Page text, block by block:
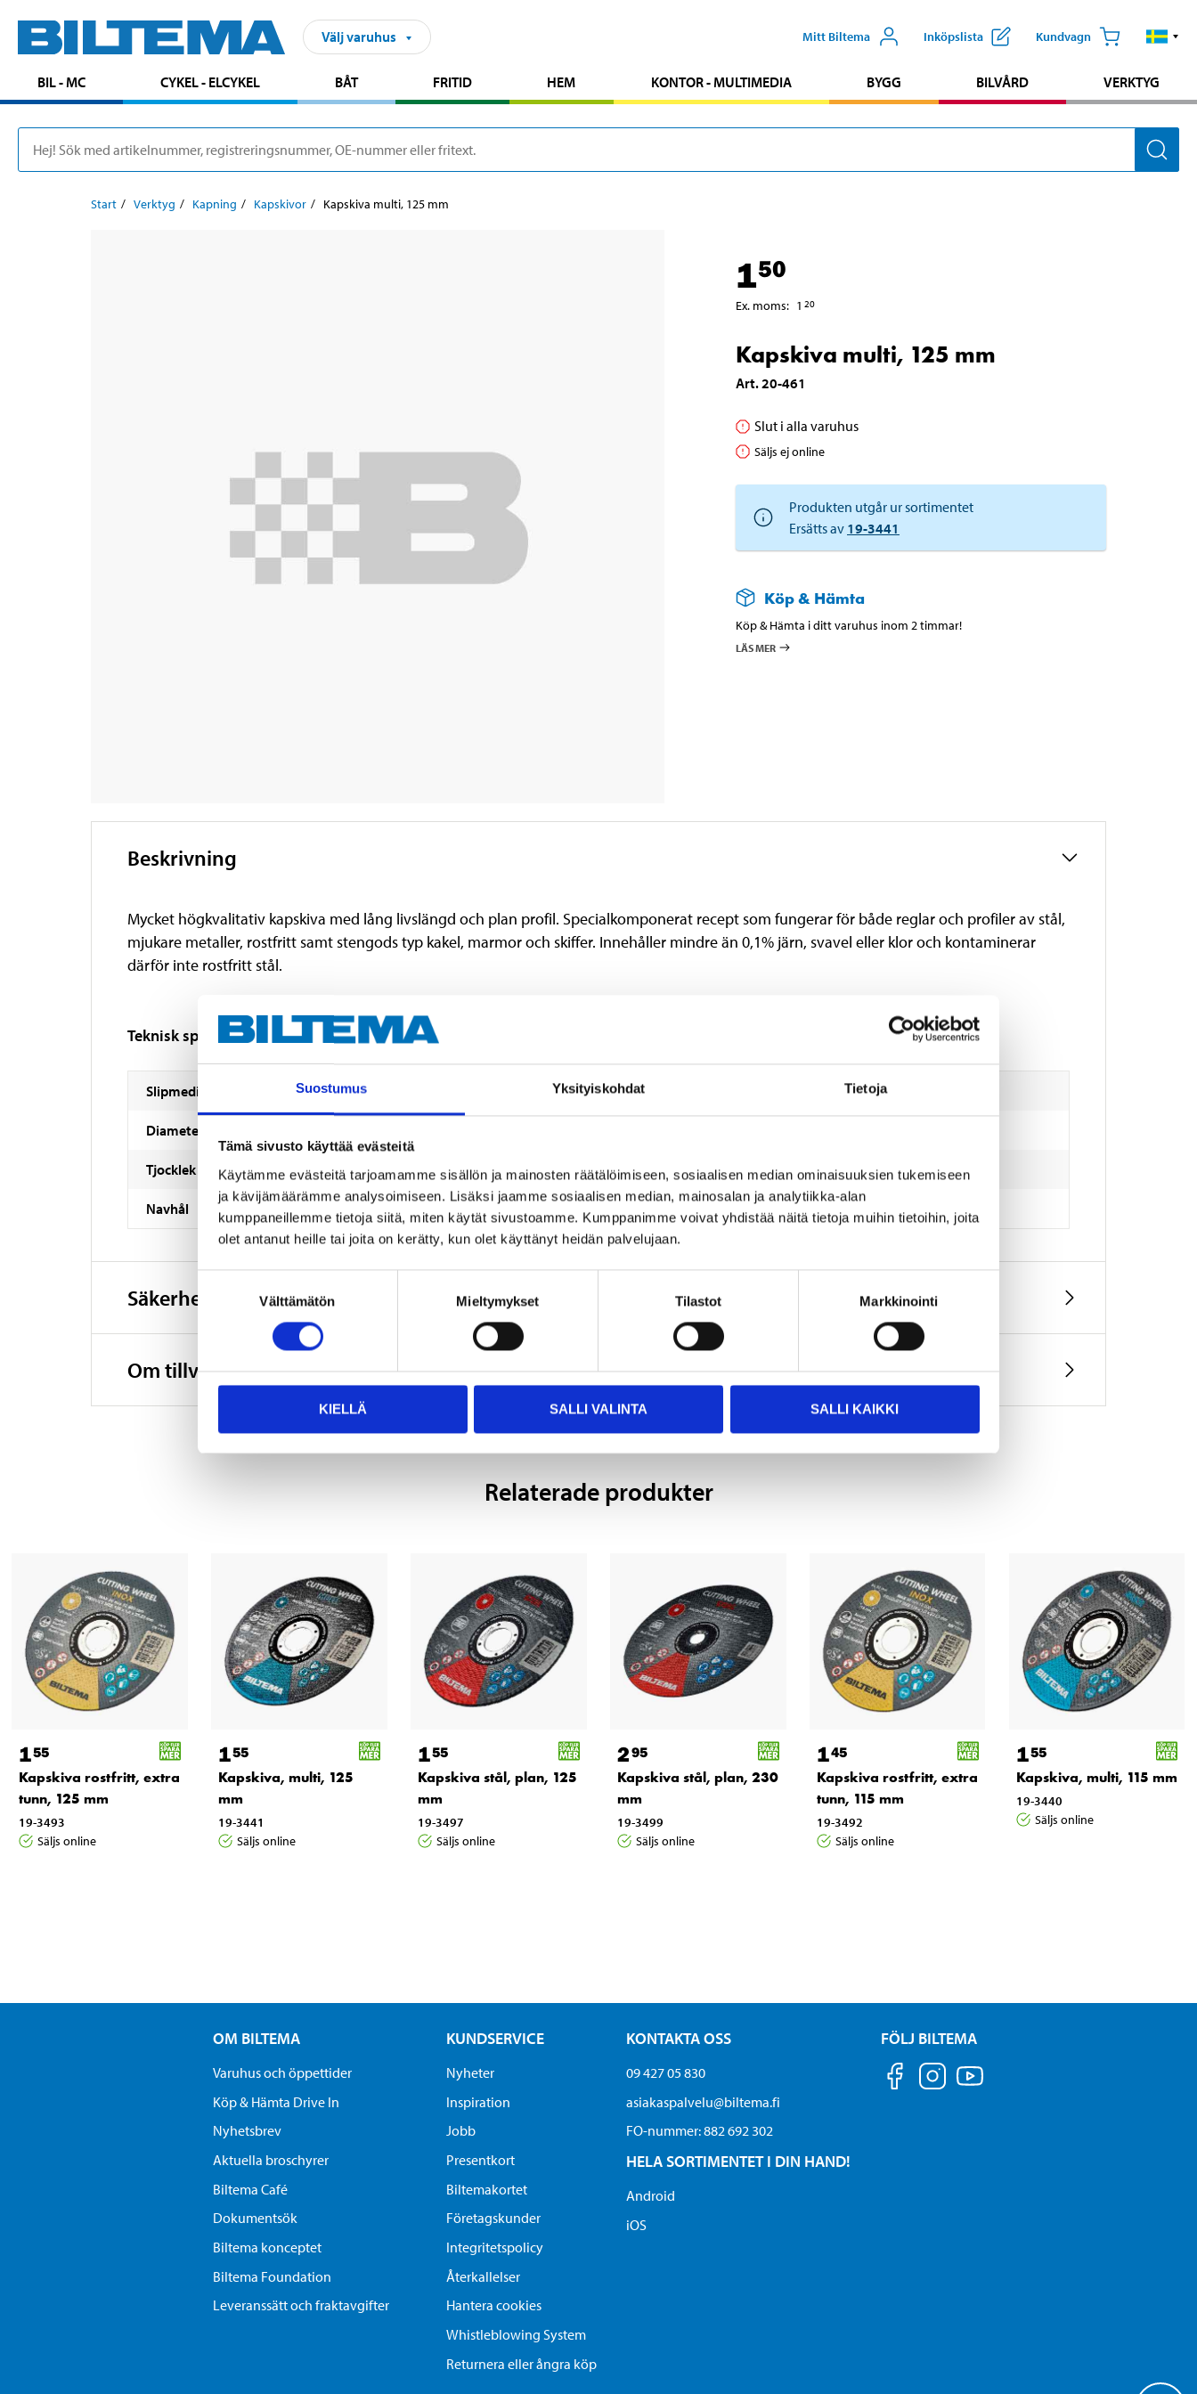
Suostumus Yksityiskohdat Tietoja
Tämä sivusto käyttää evästeitä
Käytämme evästeitä tarjoamamme sisällön ja mainosten räätälöimiseen, sosiaalisen median ominaisuuksien tukemiseen
ja kävijämäärämme analysoimiseen. Lisäksi jaamme sosiaalisen median, mainosalan ja analytiikka-alan
kumppaneillemme tietoja siitä, miten käytät sivustoamme. Kumppanimme voivat yhdistää näitä tietoja muihin tietoihin, joita
olet antanut heille tai joita on kerätty, kun olet käyttänyt heidän palvelujaan.
valinta
Välttämätön Mieltymykset Tilastot Markkinointi
KIELLÄ SALLI VALINTA SALLI KAIKKI
Välj varuhus Mitt Biltema Inköpslista Kundvagn
BIL - MC CYKEL - ELCYKEL BÅT FRITID HEM KONTOR - MULTIMEDIA BYGG BILVÅRD VERKTYG
Start Verktyg Kapning Kapskivor Kapskiva multi, 125 mm
150
Ex. moms: 1 20
Kapskiva multi, 125 mm
Art.20-461
Slut i alla varuhus
Säljs ej online
Produkten utgår ur sortimentet
Ersätts av 19-3441
Köp & Hämta
Köp & Hämta i ditt varuhus inom 2 timmar!
LÄS MER
Beskrivning
Mycket högkvalitativ kapskiva med lång livslängd och plan profil. Specialkomponerat recept som fungerar för både reglar och profiler av stål,
mjukare metaller, rostfritt samt stengods typ kakel, marmor och skiffer. Innehåller mindre än 0,1% järn, svavel eller klor och kontaminerar
därför inte rostfritt stål.
Teknisk specifikation
Slipmedia Al₂O₃, Aluminiumoxid + SiC, Kiselkarbid
Diameter
Tjocklek 1,2 mm
Navhål 22,23 mm
Säkerhetsinformation och övriga dokument
Om tillverkaren
Relaterade produkter
155
Kapskiva rostfritt, extra
tunn, 125 mm
19-3493
Säljs online
155
Kapskiva, multi, 125
mm
19-3441
Säljs online
155
Kapskiva stål, plan, 125
mm
19-3497
Säljs online
295
Kapskiva stål, plan, 230
mm
19-3499
Säljs online
145
Kapskiva rostfritt, extra
tunn, 115 mm
19-3492
Säljs online
155
Kapskiva, multi, 115 mm
19-3440
Säljs online
OM BILTEMA
Varuhus och öppettider
Köp & Hämta Drive In
Nyhetsbrev
Aktuella broschyrer
Biltema Café
Dokumentsök
Biltema konceptet
Biltema Foundation
Leveranssätt och fraktavgifter
KUNDSERVICE
Nyheter
Inspiration
Jobb
Presentkort
Biltemakortet
Företagskunder
Integritetspolicy
Återkallelser
Hantera cookies
Whistleblowing System
Returnera eller ångra köp
KONTAKTA OSS
09 427 05 830
asiakaspalvelu@biltema.fi
FO-nummer:​ 882 692 302
HELA SORTIMENTET I DIN HAND!
Android
iOS
FÖLJ BILTEMA